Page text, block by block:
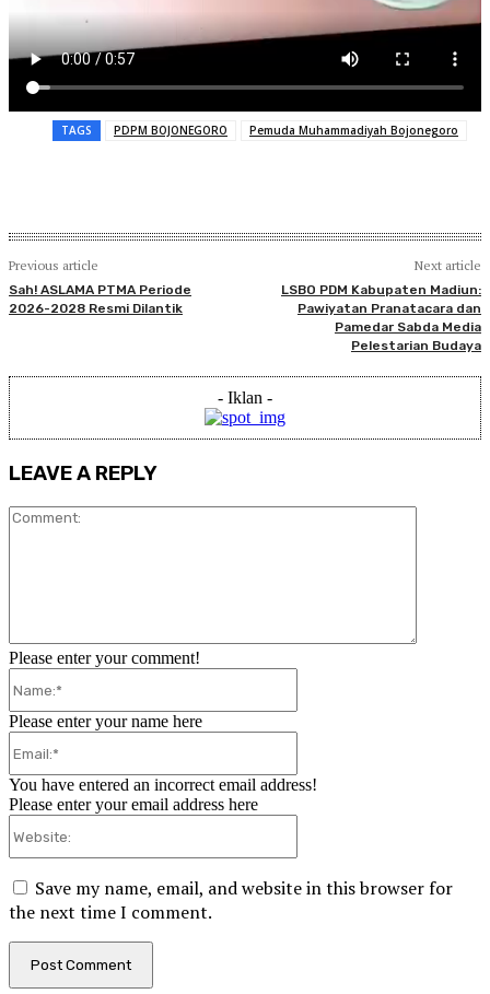
TAGS PDPM BOJONEGORO Pemuda Muhammadiyah Bojonegoro
Previous article
Sah! ASLAMA PTMA Periode
2026-2028 Resmi Dilantik
Next article
LSBO PDM Kabupaten Madiun:
Pawiyatan Pranatacara dan
Pamedar Sabda Media
Pelestarian Budaya
- Iklan -
LEAVE A REPLY
Please enter your comment!
Please enter your name here
You have entered an incorrect email address!
Please enter your email address here
Save my name, email, and website in this browser for
the next time I comment.